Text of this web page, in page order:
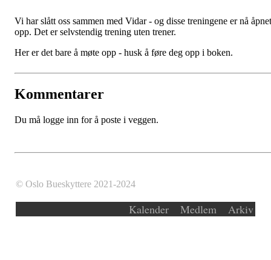
Vi har slått oss sammen med Vidar - og disse treningene er nå åpnet
opp. Det er selvstendig trening uten trener.
Her er det bare å møte opp - husk å føre deg opp i boken.
Kommentarer
Du må logge inn for å poste i veggen.
© Oslo Bueskyttere 2021-2024
Kalender Medlem Arkiv